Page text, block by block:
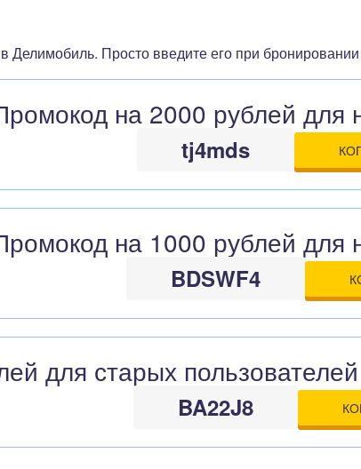
Делимобиль. Просто введите его при
на 2000 рублей для
tj4mds
на 1000 рублей для
BDSWF4
для старых
BA22J8